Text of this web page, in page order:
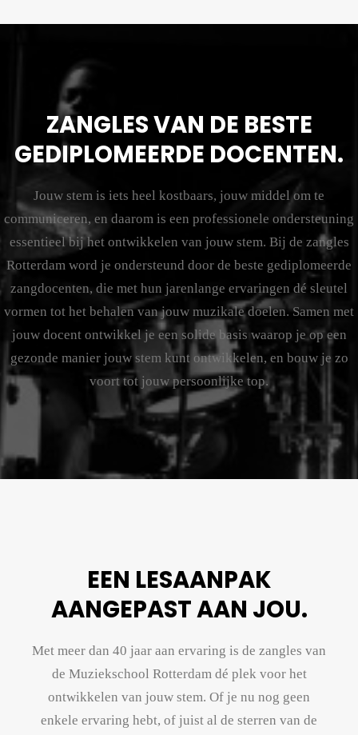
ZANGLES VAN DE BESTE
GEDIPLOMEERDE DOCENTEN.
Jouw stem is iets heel kostbaars, jouw middel om te
communiceren, en daarom is een professionele ondersteuning
essentieel bij het ontwikkelen van jouw stem. Bij de zangles
Rotterdam word je ondersteund door de beste gediplomeerde
zangdocenten, die met hun jarenlange ervaringen dé sleutel
vormen tot het behalen van jouw muzikale doelen. Samen met
jouw docent ontwikkel je een solide basis waarop je op een
gezonde manier jouw stem kunt ontwikkelen, en bouw je zo
voort tot jouw persoonlijke top.
EEN LESAANPAK
AANGEPAST AAN JOU.
Met meer dan 40 jaar aan ervaring is de zangles van
de Muziekschool Rotterdam dé plek voor het
ontwikkelen van jouw stem. Of je nu nog geen
enkele ervaring hebt, of juist al de sterren van de